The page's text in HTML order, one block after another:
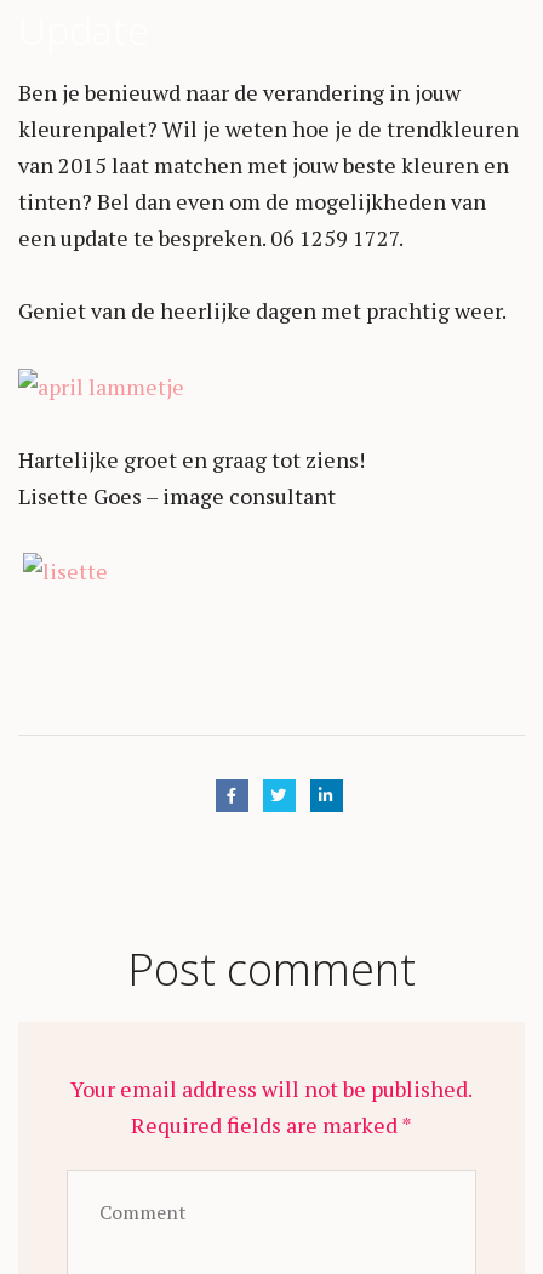
Ben je benieuwd naar de verandering in jouw
kleurenpalet? Wil je weten hoe je de trendkleuren
van 2015 laat matchen met jouw beste kleuren en
tinten? Bel dan even om de mogelijkheden van
een update te bespreken. 06 1259 1727.
Geniet van de heerlijke dagen met prachtig weer.
Hartelijke groet en graag tot ziens!
Lisette Goes – image consultant
Post comment
Your email address will not be published.
Required fields are marked *